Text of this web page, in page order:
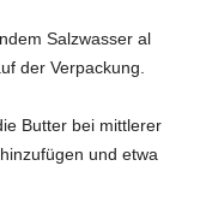
Salzwasser al
der Verpackung.
Butter bei mittlerer
und etwa